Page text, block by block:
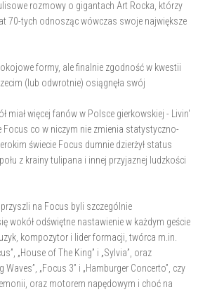
rozmowy o gigantach Art Rocka, którzy
70-tych odnosząc wówczas swoje największe
formy, ale finalnie zgodność w kwestii
(lub odwrotnie) osiągnęła swój
miał więcej fanów w Polsce gierkowskiej - Livin'
Focus co w niczym nie zmienia statystyczno-
świecie Focus dumnie dzierżył status
z krainy tulipana i innej przyjaznej ludzkości
na Focus byli szczególnie
wokół odświętne nastawienie w każdym geście
kompozytor i lider formacji, twórca m.in.
„House of The King” i „Sylvia”, oraz
„Focus 3” i „Hamburger Concerto”, czy
oraz motorem napędowym i choć na